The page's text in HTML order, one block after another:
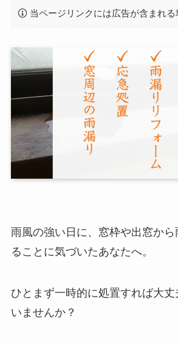
当ページリンクには広告が含まれる
雨風の強い日に、窓枠や出窓か
ることに気づいたあなたへ。
ひとまず一時的に処置すれば大
いませんか？